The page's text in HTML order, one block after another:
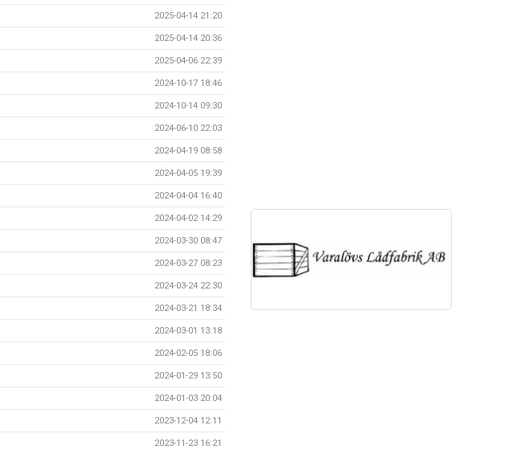
2025-04-14 21:20
2025-04-14 20:36
2025-04-06 22:39
2024-10-17 18:46
2024-10-14 09:30
2024-06-10 22:03
2024-04-19 08:58
2024-04-05 19:39
2024-04-04 16:40
2024-04-02 14:29
2024-03-30 08:47
2024-03-27 08:23
2024-03-24 22:30
2024-03-21 18:34
2024-03-01 13:18
2024-02-05 18:06
2024-01-29 13:50
2024-01-03 20:04
2023-12-04 12:11
2023-11-23 16:21